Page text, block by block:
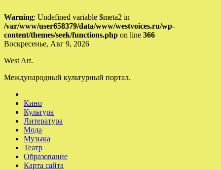
Warning: Undefined variable $meta2 in
/var/www/user658379/data/www/westvoices.ru/wp-
content/themes/seek/functions.php on line 366
Skip
content
Воскресенье, Авг 9, 2026
West Art.
Международный культурный портал.
Кино
Культура
Литература
Мода
Музыка
Театр
Образование
Карта сайта